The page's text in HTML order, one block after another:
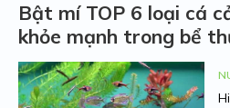
Bật mí TOP 6 loại cá
khỏe mạnh trong bể